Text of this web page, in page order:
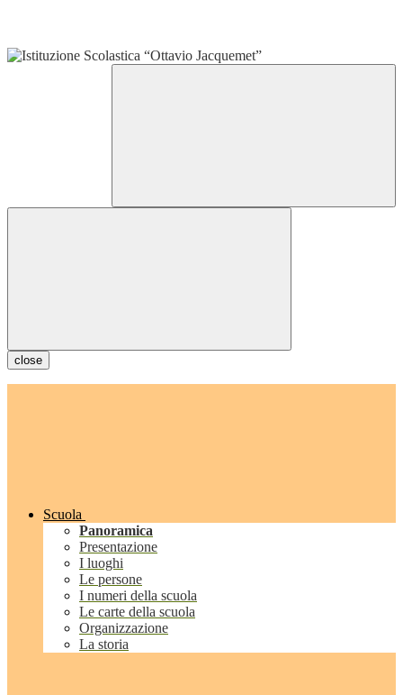
close
Scuola
Panoramica
Presentazione
I luoghi
Le persone
I numeri della scuola
Le carte della scuola
Organizzazione
La storia